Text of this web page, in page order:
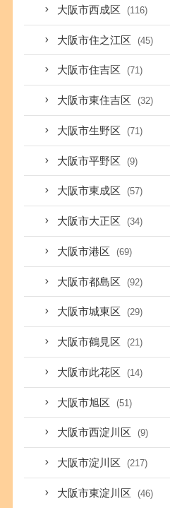
大阪市西成区 (116)
大阪市住之江区 (45)
大阪市住吉区 (71)
大阪市東住吉区 (32)
大阪市生野区 (71)
大阪市平野区 (9)
大阪市東成区 (57)
大阪市大正区 (34)
大阪市港区 (69)
大阪市都島区 (92)
大阪市城東区 (29)
大阪市鶴見区 (21)
大阪市此花区 (14)
大阪市旭区 (51)
大阪市西淀川区 (9)
大阪市淀川区 (217)
大阪市東淀川区 (46)